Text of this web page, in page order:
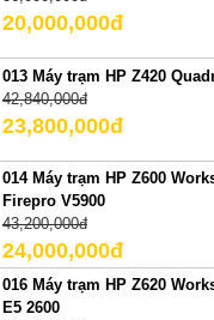
20,000,000đ
013 Máy trạm HP Z420
42,840,000đ
23,800,000đ
014 Máy trạm HP Z600
Firepro V5900
43,200,000đ
24,000,000đ
016 Máy trạm HP Z620
E5 2600